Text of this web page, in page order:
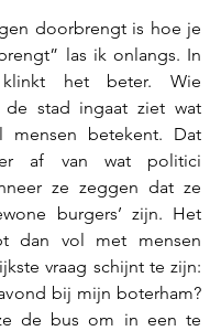
doorbrengt is hoe je
las ik onlangs. In
het beter. Wie
de stad ingaat ziet wat
mensen betekent. Dat
af van wat politici
ze zeggen dat ze
burgers’ zijn. Het
dan vol met mensen
vraag schijnt te zijn:
bij mijn boterham?
de bus om in een te